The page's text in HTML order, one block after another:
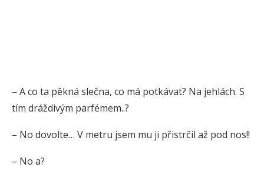
– A co ta pěkná slečna, co má potkávat? Na jehlách. S
tím dráždivým parfémem..?
– No dovolte… V metru jsem mu ji přistrčil až pod nos!!
– No a?